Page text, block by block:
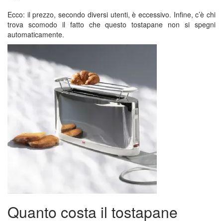
Ecco: il prezzo, secondo diversi utenti, è eccessivo. Infine, c’è chi
trova scomodo il fatto che questo tostapane non si spegni
automaticamente.
Quanto costa il tostapane